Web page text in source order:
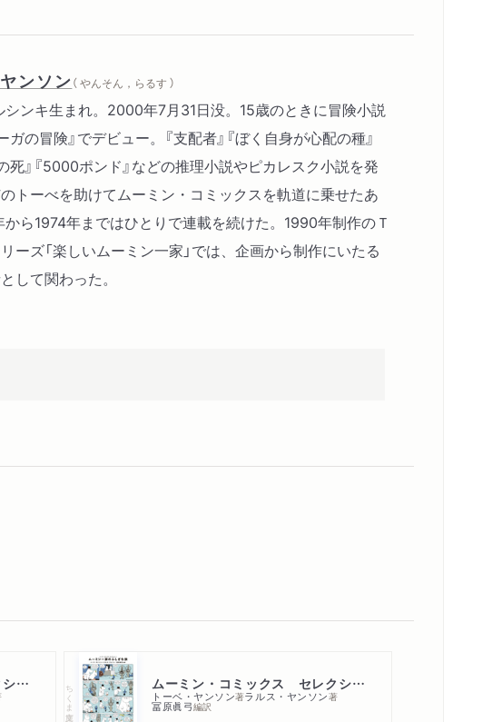
ンソン（ やんそん，らるす ）
シンキ生まれ。2000年7月31日没。15歳のときに冒険小説
ガの冒険』でデビュー。『支配者』『ぼく自身が心配の種』
死』『5000ポンド』などの推理小説やピカレスク小説を発
トーべを助けてムーミン・コミックスを軌道に乗せたあ
から1974年まではひとりで連載を続けた。1990年制作のＴ
ーズ「楽しいムーミン一家」では、企画から制作にいたる
して関わった。
ムーミン・コミックス セレクション１ムーミン谷へようこそ ちくま文庫 ムーミン・コミックス セレクション２ムーミン一家のふしぎな旅
トーベ・ヤンソン著ラルス・ヤンソン著
冨原眞弓編訳